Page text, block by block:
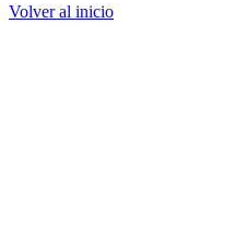
Volver al inicio